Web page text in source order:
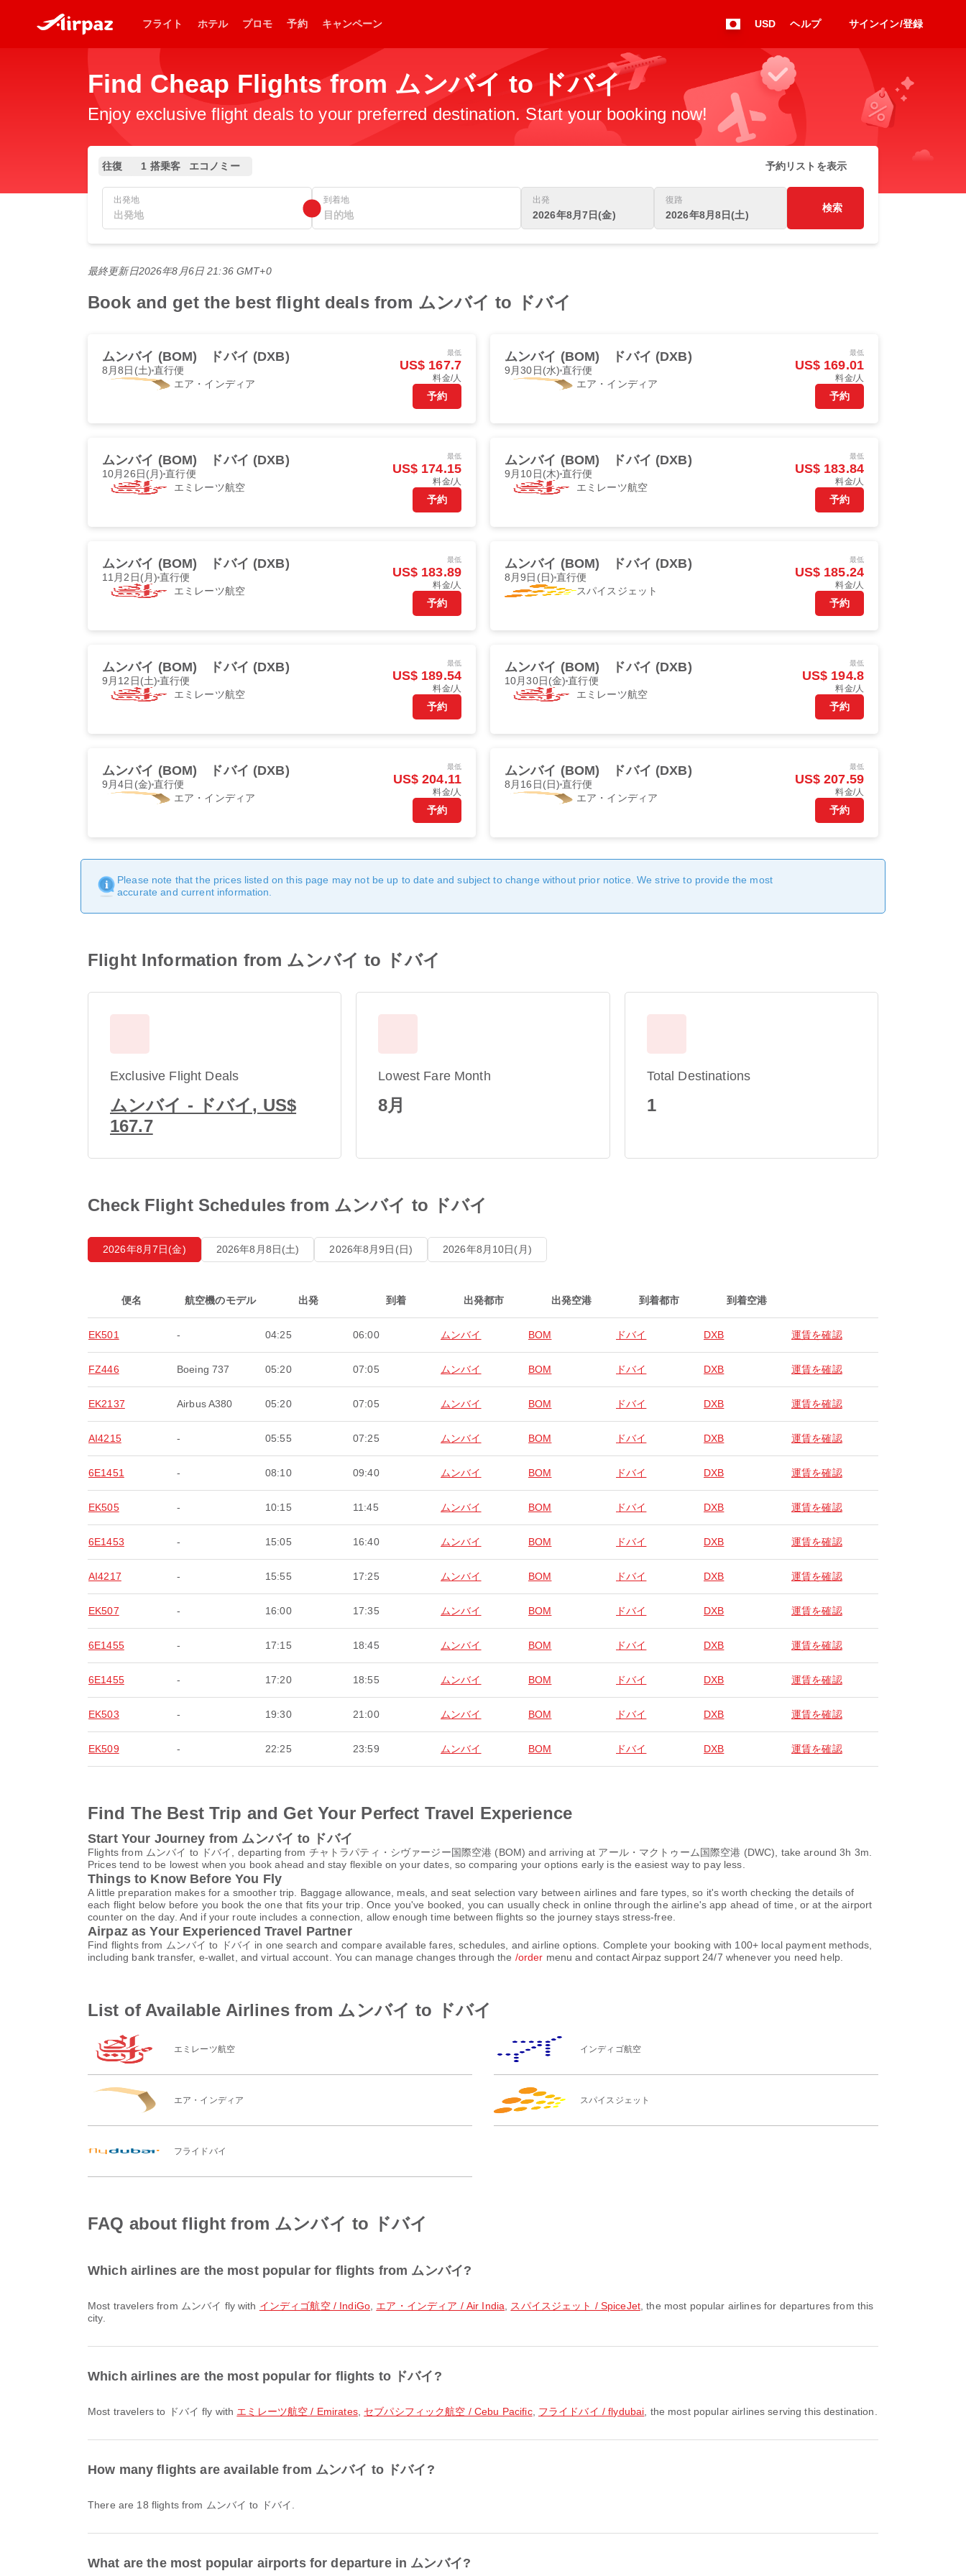
フライト ホテル プロモ 予約 キャンペーン USD ヘルプ サインイン/登録
Find Cheap Flights from ムンバイ to ドバイ
Enjoy exclusive flight deals to your preferred destination. Start your booking now!
往復 1 搭乗客 エコノミー 予約リストを表示
出発地 到着地 出発
2026年8月7日(金)
復路
2026年8月8日(土)
検索
最終更新日2026年8月6日 21:36 GMT+0
Book and get the best flight deals from ムンバイ to ドバイ
ムンバイ (BOM) ドバイ (DXB)
8月8日(土) 直行便
エア・インディア
最低
US$ 167.7
料金/人
予約
ムンバイ (BOM) ドバイ (DXB)
9月30日(水)直行便
エア・インディア
最低
US$ 169.01
料金/人
予約
ムンバイ (BOM) ドバイ (DXB)
10月26日(月)直行便
エミレーツ航空
最低
US$ 174.15
料金/人
予約
ムンバイ (BOM) ドバイ (DXB)
9月10日(木)直行便
エミレーツ航空
最低
US$ 183.84
料金/人
予約
ムンバイ (BOM) ドバイ (DXB)
11月2日(月)直行便
エミレーツ航空
最低
US$ 183.89
料金/人
予約
ムンバイ (BOM) ドバイ (DXB)
8月9日(日) 直行便
スパイスジェット
最低
US$ 185.24
料金/人
予約
ムンバイ (BOM) ドバイ (DXB)
9月12日(土)直行便
エミレーツ航空
最低
US$ 189.54
料金/人
予約
ムンバイ (BOM) ドバイ (DXB)
10月30日(金)直行便
エミレーツ航空
最低
US$ 194.8
料金/人
予約
ムンバイ (BOM) ドバイ (DXB)
9月4日(金) 直行便
エア・インディア
最低
US$ 204.11
料金/人
予約
ムンバイ (BOM) ドバイ (DXB)
8月16日(日)直行便
エア・インディア
最低
US$ 207.59
料金/人
予約
Please note that the prices listed on this page may not be up to date and subject to change without prior notice. We strive to provide the most
accurate and current information.
Flight Information from ムンバイ to ドバイ
Exclusive Flight Deals
ムンバイ - ドバイ, US$
167.7
Lowest Fare Month
8月
Total Destinations
1
Check Flight Schedules from ムンバイ to ドバイ
2026年8月7日(金) 2026年8月8日(土) 2026年8月9日(日) 2026年8月10日(月)
便名 航空機のモデル 出発 到着 出発都市 出発空港 到着都市 到着空港
EK501 - 04:25 06:00 ムンバイ BOM ドバイ DXB 運賃を確認
FZ446 Boeing 737 05:20 07:05 ムンバイ BOM ドバイ DXB 運賃を確認
EK2137 Airbus A380 05:20 07:05 ムンバイ BOM ドバイ DXB 運賃を確認
AI4215 - 05:55 07:25 ムンバイ BOM ドバイ DXB 運賃を確認
6E1451 - 08:10 09:40 ムンバイ BOM ドバイ DXB 運賃を確認
EK505 - 10:15 11:45 ムンバイ BOM ドバイ DXB 運賃を確認
6E1453 - 15:05 16:40 ムンバイ BOM ドバイ DXB 運賃を確認
AI4217 - 15:55 17:25 ムンバイ BOM ドバイ DXB 運賃を確認
EK507 - 16:00 17:35 ムンバイ BOM ドバイ DXB 運賃を確認
6E1455 - 17:15 18:45 ムンバイ BOM ドバイ DXB 運賃を確認
6E1455 - 17:20 18:55 ムンバイ BOM ドバイ DXB 運賃を確認
EK503 - 19:30 21:00 ムンバイ BOM ドバイ DXB 運賃を確認
EK509 - 22:25 23:59 ムンバイ BOM ドバイ DXB 運賃を確認
Find The Best Trip and Get Your Perfect Travel Experience
Start Your Journey from ムンバイ to ドバイ
Flights from ムンバイ to ドバイ, departing from チャトラパティ・シヴァージー国際空港 (BOM) and arriving at アール・マクトゥーム国際空港 (DWC), take around 3h 3m.
Prices tend to be lowest when you book ahead and stay flexible on your dates, so comparing your options early is the easiest way to pay less.
Things to Know Before You Fly
A little preparation makes for a smoother trip. Baggage allowance, meals, and seat selection vary between airlines and fare types, so it's worth checking the details of
each flight below before you book the one that fits your trip. Once you've booked, you can usually check in online through the airline's app ahead of time, or at the airport
counter on the day. And if your route includes a connection, allow enough time between flights so the journey stays stress-free.
Airpaz as Your Experienced Travel Partner
Find flights from ムンバイ to ドバイ in one search and compare available fares, schedules, and airline options. Complete your booking with 100+ local payment methods,
including bank transfer, e-wallet, and virtual account. You can manage changes through the /order menu and contact Airpaz support 24/7 whenever you need help.
List of Available Airlines from ムンバイ to ドバイ
エミレーツ航空 インディゴ航空
エア・インディア スパイスジェット
フライドバイ
FAQ about flight from ムンバイ to ドバイ
Which airlines are the most popular for flights from ムンバイ?
Most travelers from ムンバイ fly with インディゴ航空 / IndiGo エア・インディア / Air India スパイスジェット / SpiceJet , the most popular airlines for departures from this
city.
Which airlines are the most popular for flights to ドバイ?
Most travelers to ドバイ fly with エミレーツ航空 / Emirates, セブパシフィック航空 / Cebu Pacific, フライドバイ / flydubai , the most popular airlines serving this destination.
How many flights are available from ムンバイ to ドバイ?
There are 18 flights from ムンバイ to ドバイ.
What are the most popular airports for departure in ムンバイ?